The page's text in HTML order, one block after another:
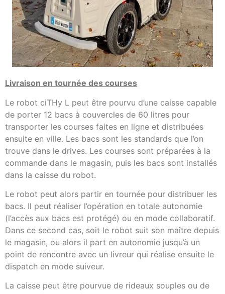
Livraison en tournée des courses
Le robot ciTHy L peut être pourvu d’une caisse capable
de porter 12 bacs à couvercles de 60 litres pour
transporter les courses faites en ligne et distribuées
ensuite en ville. Les bacs sont les standards que l’on
trouve dans le drives. Les courses sont préparées à la
commande dans le magasin, puis les bacs sont installés
dans la caisse du robot.
Le robot peut alors partir en tournée pour distribuer les
bacs. Il peut réaliser l’opération en totale autonomie
(l’accès aux bacs est protégé) ou en mode collaboratif.
Dans ce second cas, soit le robot suit son maître depuis
le magasin, ou alors il part en autonomie jusqu’à un
point de rencontre avec un livreur qui réalise ensuite le
dispatch en mode suiveur.
La caisse peut être pourvue de rideaux souples ou de